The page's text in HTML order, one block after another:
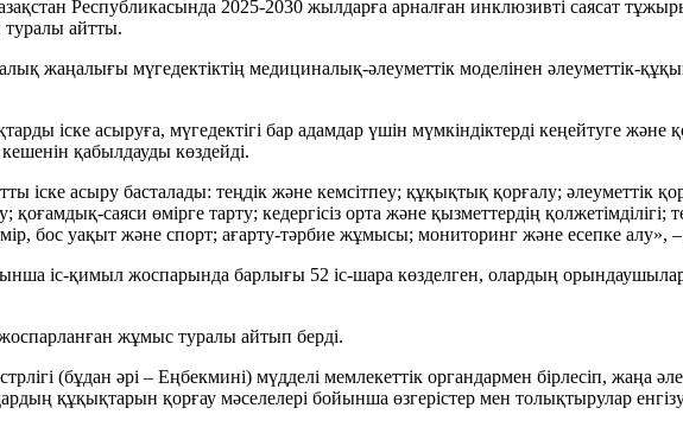
Республикасында 2025-2030 жылдарға арналған инклюзивті саясат
туралы айтты.
жаңалығы мүгедектіктің медициналық-әлеуметтік моделінен әлеуметтік-
іске асыруға, мүгедектігі бар адамдар үшін мүмкіндіктерді кеңейтуге
қабылдауды көздейді.
іске асыру басталады: теңдік және кемсітпеу; құқықтық қорғалу; әлеуметтік
саяси өмірге тарту; кедергісіз орта және қызметтердің
бос уақыт және спорт; ағарту-тәрбие жұмысы; мониторинг және есепке алу»,
іс-қимыл жоспарында барлығы 52 іс-шара көзделген, олардың
жұмыс туралы айтып берді.
(бұдан әрі – Еңбекмині) мүдделі мемлекеттік органдармен бірлесіп, жаңа
құқықтарын қорғау мәселелері бойынша өзгерістер мен толықтырулар